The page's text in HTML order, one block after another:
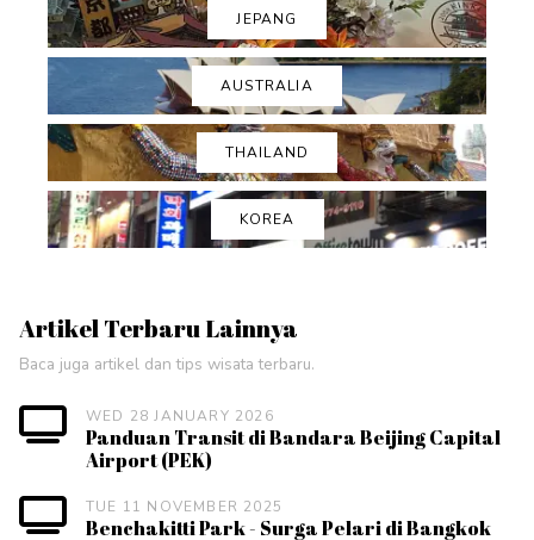
JEPANG
AUSTRALIA
THAILAND
KOREA
Artikel Terbaru Lainnya
Baca juga artikel dan tips wisata terbaru.
WED 28 JANUARY 2026
Panduan Transit di Bandara Beijing Capital
Airport (PEK)
TUE 11 NOVEMBER 2025
Benchakitti Park - Surga Pelari di Bangkok